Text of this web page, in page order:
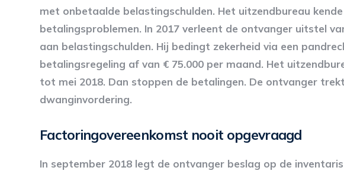
met onbetaalde belastingschulden. Het uitzendbureau
betalingsproblemen. In 2017 verleent de ontvanger uitstel
aan belastingschulden. Hij bedingt zekerheid via een
betalingsregeling af van € 75.000 per maand. Het
tot mei 2018. Dan stoppen de betalingen. De ontvanger
dwanginvordering.
Factoringovereenkomst nooit opgevraagd
In september 2018 legt de ontvanger beslag op de